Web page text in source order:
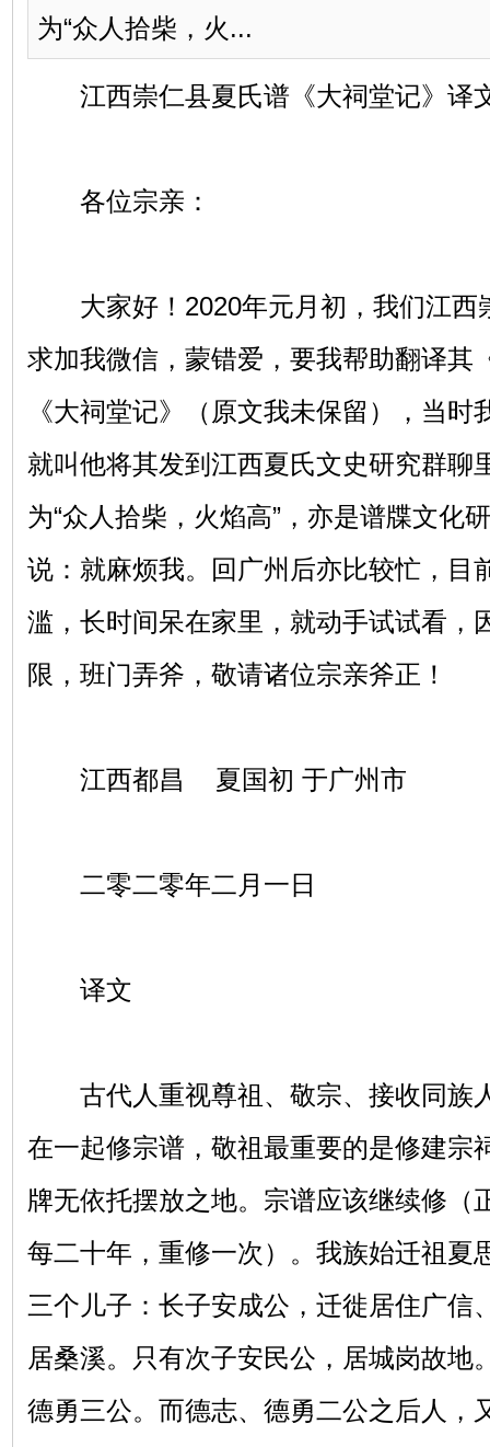
为“众人拾柴，火...
江西崇仁县夏氏谱《大祠堂记》译
各位宗亲：
大家好！2020年元月初，我们江西
求加我微信，蒙错爱，要我帮助翻译其
《大祠堂记》（原文我未保留），当
就叫他将其发到江西夏氏文史研究群聊
为“众人拾柴，火焰高”，亦是谱牒文化
说：就麻烦我。回广州后亦比较忙，目
滥，长时间呆在家里，就动手试试看，
限，班门弄斧，敬请诸位宗亲斧正！
江西都昌 夏国初 于广州市
二零二零年二月一日
译文
古代人重视尊祖、敬宗、接收同族
在一起修宗谱，敬祖最重要的是修建宗
牌无依托摆放之地。宗谱应该继续修（
每二十年，重修一次）。我族始迁祖夏
三个儿子：长子安成公，迁徙居住广信
居桑溪。只有次子安民公，居城岗故地
德勇三公。而德志、德勇二公之后人，